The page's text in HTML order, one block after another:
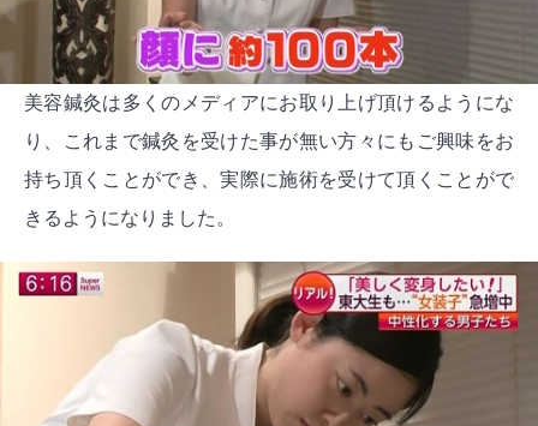
美容鍼灸は多くのメディアにお取り上げ頂けるようにな
り、これまで鍼灸を受けた事が無い方々にもご興味をお
持ち頂くことができ、実際に施術を受けて頂くことがで
きるようになりました。